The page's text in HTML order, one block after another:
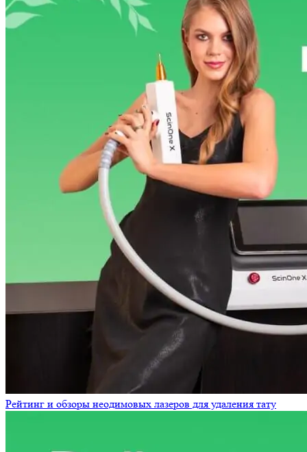
Рейтинг и обзоры неодимовых лазеров для удаления тату